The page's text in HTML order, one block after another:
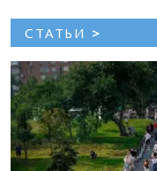
СТАТЬИ >